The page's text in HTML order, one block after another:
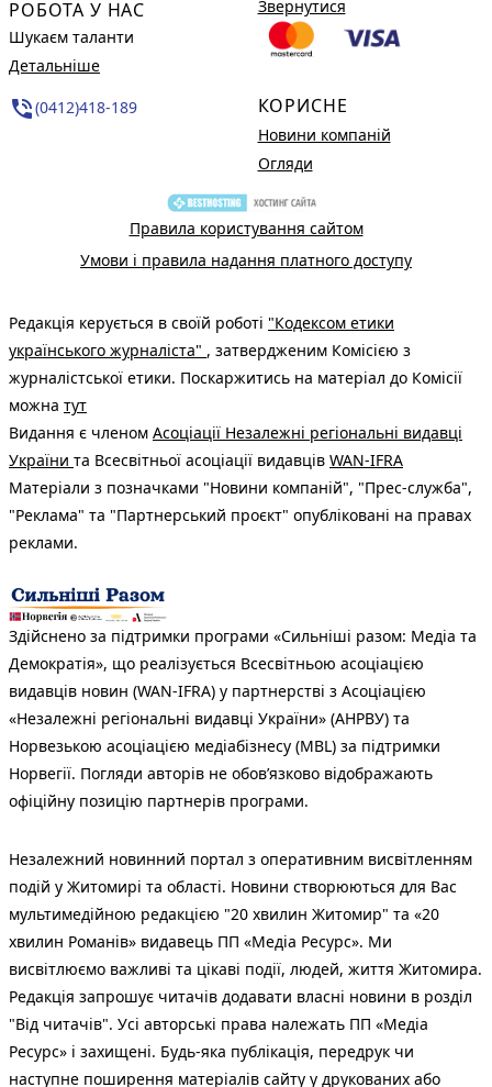
РОБОТА У НАС
Шукаєм таланти
Детальніше
phone_in_talk(0412)418-189
Звернутися
КОРИСНЕ
Новини компаній
Огляди
Правила користування сайтом
Умови і правила надання платного доступу
Редакція керується в своїй роботі "Кодексом етики
українського журналіста" , затвердженим Комісією з
журналістської етики. Поскаржитись на матеріал до Комісії
можна тут
Видання є членом Асоціації Незалежні регіональні видавці
України та Всесвітньої асоціації видавців WAN-IFRA
Матеріали з позначками "Новини компаній", "Прес-служба",
"Реклама" та "Партнерський проєкт" опубліковані на правах
реклами.
Здійснено за підтримки програми «Сильніші разом: Медіа та
Демократія», що реалізується Всесвітньою асоціацією
видавців новин (WAN-IFRA) у партнерстві з Асоціацією
«Незалежні регіональні видавці України» (АНРВУ) та
Норвезькою асоціацією медіабізнесу (MBL) за підтримки
Норвегії. Погляди авторів не обов’язково відображають
офіційну позицію партнерів програми.
Незалежний новинний портал з оперативним висвітленням
подій у Житомирі та області. Новини створюються для Вас
мультимедійною редакцією "20 хвилин Житомир" та «20
хвилин Романів» видавець ПП «Медіа Ресурс». Ми
висвітлюємо важливі та цікаві події, людей, життя Житомира.
Редакція запрошує читачів додавати власні новини в розділ
"Від читачів". Усі авторські права належать ПП «Медіа
Ресурс» і захищені. Будь-яка публiкацiя, передрук чи
наступне поширення матеріалів сайту у друкованих або